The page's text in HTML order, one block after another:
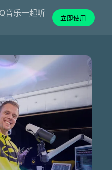
音乐一起听
立即使用